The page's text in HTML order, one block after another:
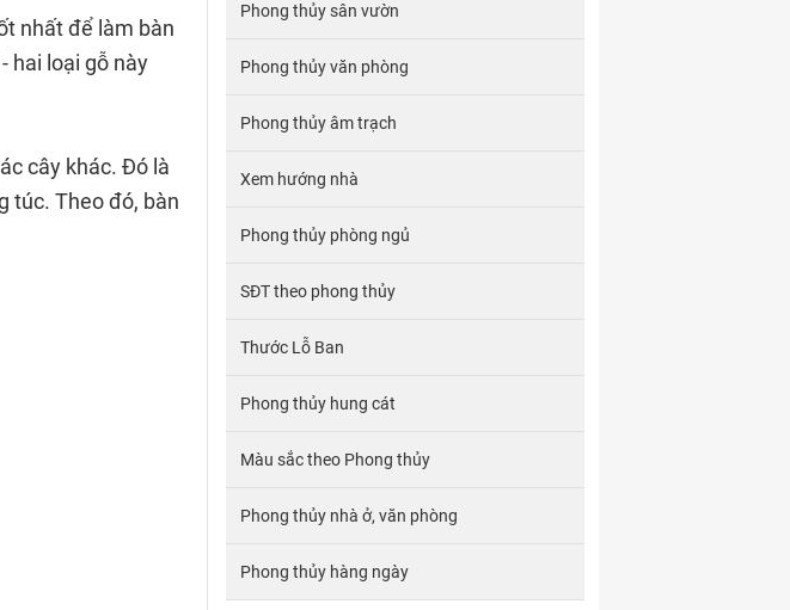
nhất để làm bàn
hai loại gỗ này
cây khác. Đó là
túc. Theo đó, bàn
Phong thủy sân vườn
Phong thủy văn phòng
Phong thủy âm trạch
Xem hướng nhà
Phong thủy phòng ngủ
SĐT theo phong thủy
Thước Lỗ Ban
Phong thủy hung cát
Màu sắc theo Phong thủy
Phong thủy nhà ở, văn phòng
Phong thủy hàng ngày